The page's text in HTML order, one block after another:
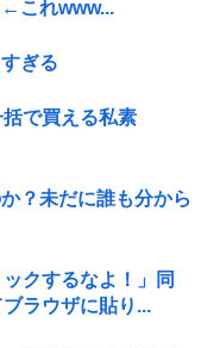
←これwww...
ぎる
で買える私素
？未だに誰も分から
クするなよ！」同
ラウザに貼り...